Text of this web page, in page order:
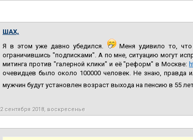
ШАХ,
Я в этом уже давно убедился.
Меня удивило то, что
ограничившись "подписками". А по мне, ситуацию могут
митинга против "галерной клики" и её "реформ" в Москве:
очевидцев было около 100000 человек. Не знаю, правда
мужчин будут установлен возраст выхода на пенсию в 55
2 сентября 2018, воскресенье